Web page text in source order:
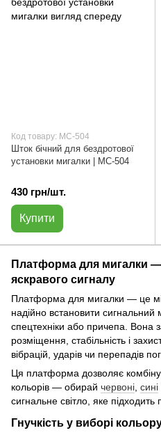
Код товару: МС-504
Шток бічний для бездротової
установки мигалки | МС-504
430 грн/шт.
Купити
Платформа для мигалки —
яскравого сигналу
Платформа для мигалки — це
надійно встановити сигнальний
спецтехніки або причепа. Вона
розміщення, стабільність і
вібрацій, ударів чи перепадів
Ця платформа дозволяє
кольорів — обирай червоні сині
сигнальне світло, яке підходить
Гнучкість у виборі